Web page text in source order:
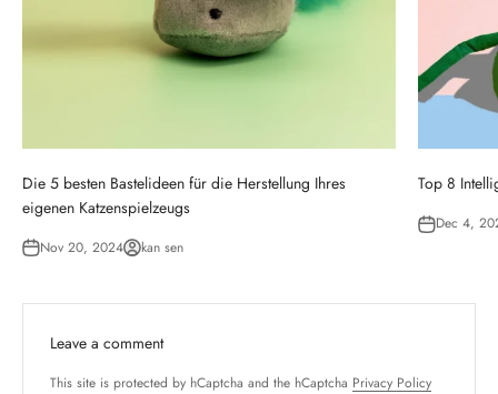
Die 5 besten Bastelideen für die Herstellung Ihres
eigenen Katzenspielzeugs
Nov 20, 2024 kan sen
Top 8
Dec 4,
Leave a comment
This site is protected by hCaptcha and the hCaptcha Privacy Policy